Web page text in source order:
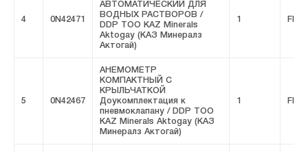
4 0N42471
АВТОМАТИЧЕСКИЙ ДЛЯ
ВОДНЫХ РАСТВОРОВ /
DDP ТОО KAZ Minerals
Aktogay (КАЗ Минералз
Актогай)
1 FIVE
5 0N42467
АНЕМОМЕТР
КОМПАКТНЫЙ С
КРЫЛЬЧАТКОЙ
Доукомплектация к
пневмоклапану / DDP ТОО
KAZ Minerals Aktogay (КАЗ
Минералз Актогай)
1 FIVE